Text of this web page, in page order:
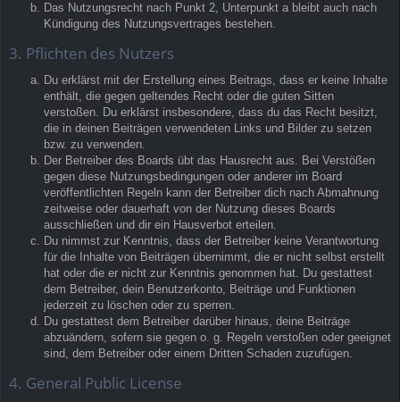
Das Nutzungsrecht nach Punkt 2, Unterpunkt a bleibt auch nach
Kündigung des Nutzungsvertrages bestehen.
3. Pflichten des Nutzers
Du erklärst mit der Erstellung eines Beitrags, dass er keine Inhalte
enthält, die gegen geltendes Recht oder die guten Sitten
verstoßen. Du erklärst insbesondere, dass du das Recht besitzt,
die in deinen Beiträgen verwendeten Links und Bilder zu setzen
bzw. zu verwenden.
Der Betreiber des Boards übt das Hausrecht aus. Bei Verstößen
gegen diese Nutzungsbedingungen oder anderer im Board
veröffentlichten Regeln kann der Betreiber dich nach Abmahnung
zeitweise oder dauerhaft von der Nutzung dieses Boards
ausschließen und dir ein Hausverbot erteilen.
Du nimmst zur Kenntnis, dass der Betreiber keine Verantwortung
für die Inhalte von Beiträgen übernimmt, die er nicht selbst erstellt
hat oder die er nicht zur Kenntnis genommen hat. Du gestattest
dem Betreiber, dein Benutzerkonto, Beiträge und Funktionen
jederzeit zu löschen oder zu sperren.
Du gestattest dem Betreiber darüber hinaus, deine Beiträge
abzuändern, sofern sie gegen o. g. Regeln verstoßen oder geeignet
sind, dem Betreiber oder einem Dritten Schaden zuzufügen.
4. General Public License